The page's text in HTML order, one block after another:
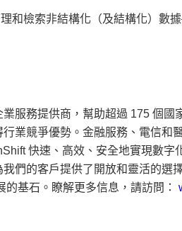
理和檢索非結構化（及結構化）
服務提供商，幫助超過 175 個
業競爭優勢。金融服務、電信和
快速、高效、安全地實現數
們的客戶提供了開放和靈活的選
基石。瞭解更多信息，請訪問：